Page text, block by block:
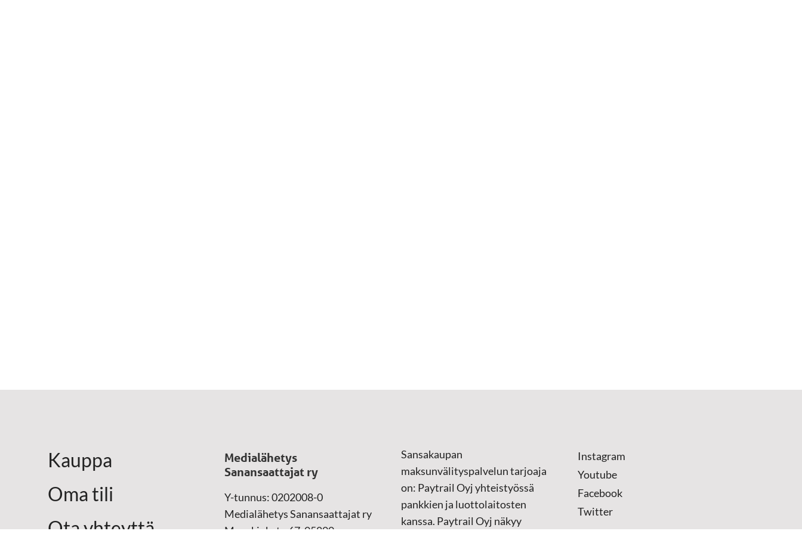
Kauppa
Oma tili
Ota yhteyttä
Medialähetys
Sanansaattajat ry
Y-tunnus: 0202008-0
Medialähetys Sanansaattajat ry
Munckinkatu 67, 05800
Sansakaupan
maksunvälityspalvelun tarjoaja
on: Paytrail Oyj yhteistyössä
pankkien ja luottolaitosten
kanssa. Paytrail Oyj näkyy
Instagram
Youtube
Facebook
Twitter